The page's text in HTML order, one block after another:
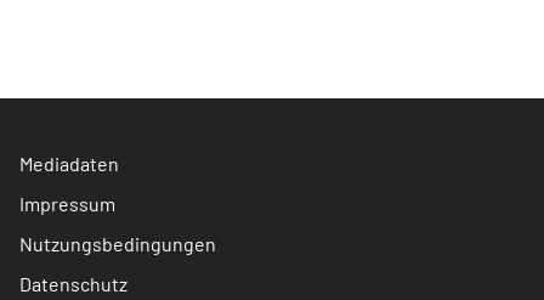
Mediadaten
Impressum
Nutzungsbedingungen
Datenschutz